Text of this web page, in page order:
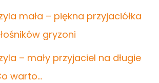
mała – piękna przyjaciółka
gryzoni
– mały przyjaciel na długie
warto…